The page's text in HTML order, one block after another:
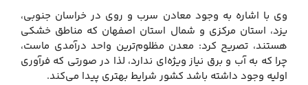
وی با اشاره به وجود معادن سرب و روی در خراسان جنوبی،
یزد، استان مرکزی و شمال استان اصفهان که مناطق خشکی
هستند، تصریح کرد: معدن مظلوم‌ترین واحد درآمدی ماست،
چرا که به آب و برق نیاز ویژه‌ای ندارد، لذا در صورتی که فرآوری
اولیه وجود داشته باشد کشور شرایط بهتری پیدا می‌کند.